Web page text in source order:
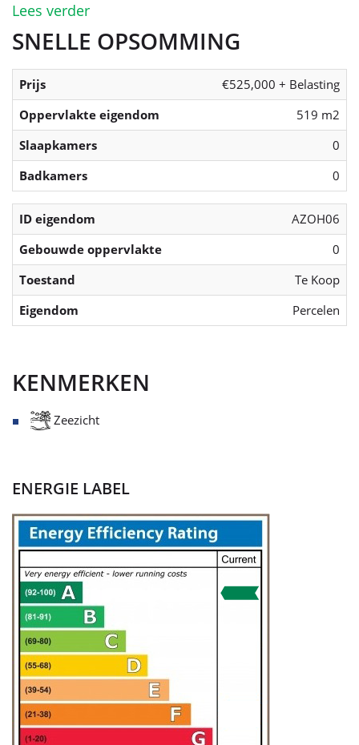
Lees verder
SNELLE OPSOMMING
Prijs
€525,000 + Belasting
Oppervlakte eigendom
519 m2
Slaapkamers
0
Badkamers
0
ID eigendom
AZOH06
Gebouwde oppervlakte
0
Toestand
Te Koop
Eigendom
Percelen
KENMERKEN
Zeezicht
ENERGIE LABEL